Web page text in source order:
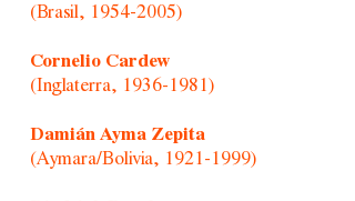
(Brasil, 1954-2005)
Cornelio Cardew
(Inglaterra, 1936-1981)
Damián Ayma Zepita
(Aymara/Bolivia, 1921-1999)